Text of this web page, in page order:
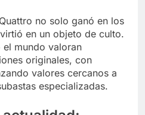
no solo ganó en los
en un objeto de culto.
mundo valoran
originales, con
valores cercanos a
especializadas.